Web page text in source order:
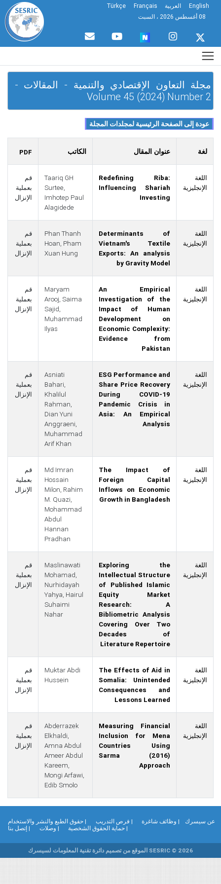
English العربية Français
Türkçe
مجلة التعاون الإقتصادي والتنمية - المقالات -
Volume 45 (2024) Number 2
لغة عنوان المقال الكاتب PDF
اللغة
الإنجليزية
Redefining Riba:
Influencing Shariah
Investing
Taariq GH
Surtee,
Imhotep Paul
Alagidede
بعملية
الإنزال
اللغة
الإنجليزية
Determinants of
Vietnam's Textile
Exports: An analysis
by Gravity Model
Phan Thanh
Hoan,Pham
Xuan Hung
بعملية
الإنزال
اللغة
الإنجليزية
An Empirical
Investigation of the
Impact of Human
Development on
Economic Complexity:
Evidence from
Pakistan
Maryam
Arooj,Saima
Sajid,
Muhammad
Ilyas
بعملية
الإنزال
اللغة
الإنجليزية
ESG Performance and
Share Price Recovery
During COVID-19
Pandemic Crisis in
Asia: An Empirical
Analysis
Asniati
Bahari,
Khalilul
Rahman,
Dian Yuni
Anggraeni,
Muhammad
Arif Khan
بعملية
الإنزال
اللغة
الإنجليزية
The Impact of
Foreign Capital
Inflows on Economic
Growth in Bangladesh
Md Imran
Hossain
Milon,Rahim
M. Quazi,
Mohammad
Abdul
Hannan
Pradhan
بعملية
الإنزال
اللغة
الإنجليزية
Exploring the
Intellectual Structure
of Published Islamic
Equity Market
Research: A
Bibliometric Analysis
Covering Over Two
Decades of
Literature Repertoire
Maslinawati
Mohamad,
Nurhidayah
Yahya,Hairul
Suhaimi
Nahar
بعملية
الإنزال
اللغة
الإنجليزية
The Effects of Aid in
Somalia: Unintended
Consequences and
Lessons Learned
Muktar Abdi
Hussein
بعملية
الإنزال
اللغة
الإنجليزية
Measuring Financial
Inclusion for Mena
Countries Using
Sarma (2016)
Approach
Abderrazek
Elkhaldi,
Amna Abdul
Ameer Abdul
Kareem,
Mongi Arfawi,
Edib Smolo
بعملية
الإنزال
سيسرك | وظائف شاغرة | فرص التدريب
| حقوق الطبع والنشر والاستخدام
| حماية الحقوق الشخصية
| وصلات | إتصل بنا
SESRIC © 2026 الموقع من تصميم دائرة تقنية المعلومات لسيسرك